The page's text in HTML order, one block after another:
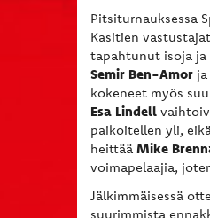
Pitsiturnauksessa
Kasitien
tapahtunut isoja ja
Semir Ben-Amor
kokeneet myös
Esa Lindell
paikoitellen yli,
heittää Mike
voimapelaajia,
Jälkimmäisessä
suurimmista